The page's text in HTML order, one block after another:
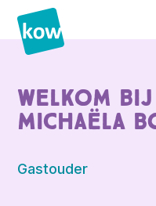
Welkom
Michaëla
Gastouder